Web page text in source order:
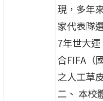
現，多年
家代表隊
7年世大
合FIFA（
之人工草
二、 本校